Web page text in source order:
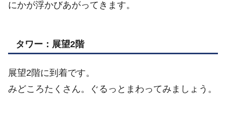
にかが浮かびあがってきます。
タワー：展望2階
展望2階に到着です。
みどころたくさん。ぐるっとまわってみましょう。